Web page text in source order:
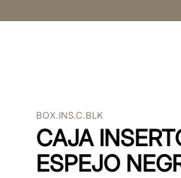
BOX.INS.C.BLK
CAJA
ESPEJO